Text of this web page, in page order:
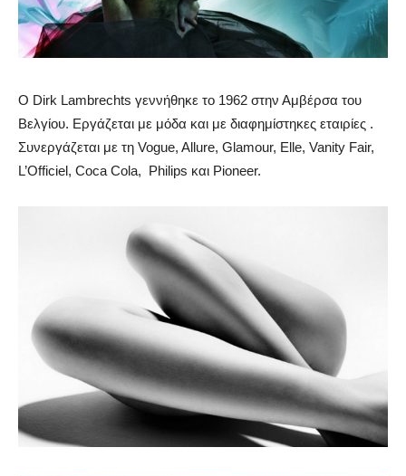
Ο Dirk Lambrechts γεννήθηκε το 1962 στην Αμβέρσα του
Βελγίου. Εργάζεται με μόδα και με διαφημίστηκες εταιρίες .
Συνεργάζεται με τη Vogue, Allure, Glamour, Elle, Vanity Fair,
L’Officiel, Coca Cola, Philips και Pioneer.